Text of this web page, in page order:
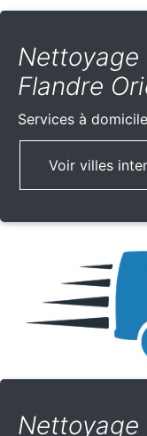
Nettoyage
Flandre
Services à
Voir villes
Nettoyage